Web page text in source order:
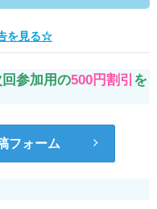
を見る☆
参加用の500円割引 を
フォーム